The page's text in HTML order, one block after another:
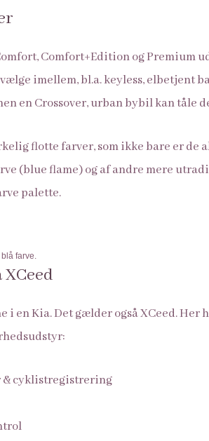
Comfort+Edition og Premium
imellem, bl.a. keyless, elbetjent
en Crossover, urban bybil kan tåle
flotte farver, som ikke bare er de
(blue flame) og af andre mere
palette.
farve.
i en Kia. Det gælder også XCeed. Her
& cyklistregistrering